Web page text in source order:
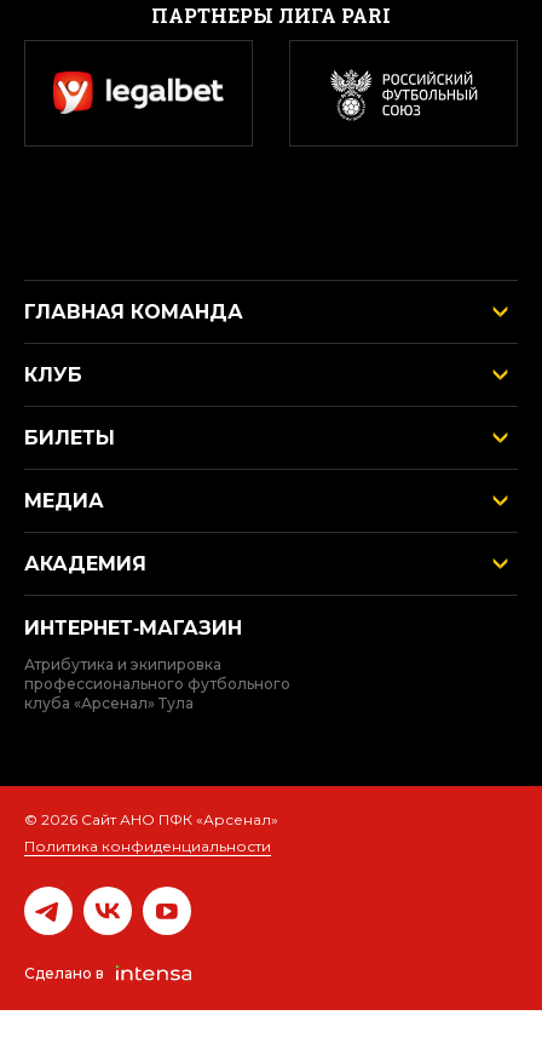
ПАРТНЕРЫ ЛИГА PARI
ГЛАВНАЯ КОМАНДА
КЛУБ
БИЛЕТЫ
МЕДИА
АКАДЕМИЯ
ИНТЕРНЕТ‑МАГАЗИН
Атрибутика и экипировка
профессионального футбольного
клуба «Арсенал» Тула
© 2026 Сайт АНО ПФК «Арсенал»
Политика конфиденциальности
Сделано в